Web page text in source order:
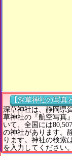
【深草神社の写真
深草神社は、静岡県
草神社の『航空写真
いて、全国には
の神社があります。
ります。神社の検索
を入力してください。